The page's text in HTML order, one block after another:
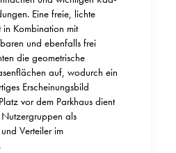
Eine freie, lichte
in Kombination mit
und ebenfalls frei
die geometrische
auf, wodurch ein
Erscheinungsbild
vor dem Parkhaus dient
als
Verteiler im